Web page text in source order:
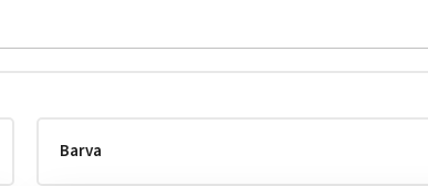
Barva